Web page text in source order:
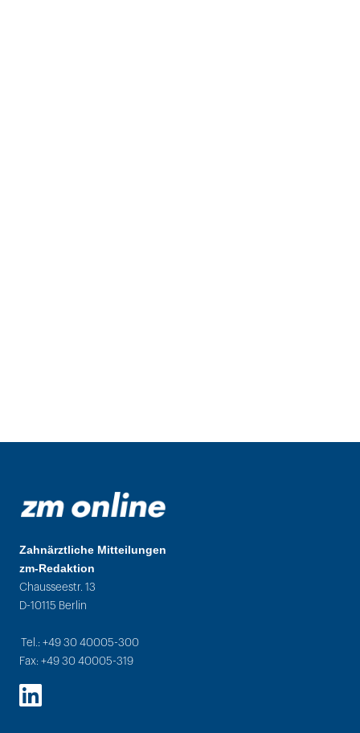
Zahnärztliche Mitteilungen
zm-Redaktion
Chausseestr. 13
D-10115 Berlin
Tel.: +49 30 40005-300
Fax: +49 30 40005-319
LinkedIn